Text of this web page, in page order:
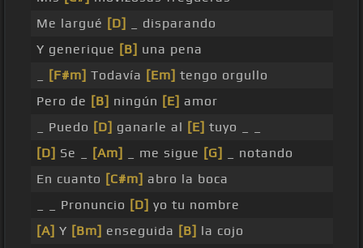
Me largué [D]
_ disparando
Y generique [B] una pena
[F#m] Todavía [Em] tengo orgullo
Pero de [B] ningún [E] amor
_ Puedo [D] ganarle al [E] tuyo _ _
[D] Se _ [Am] _ me sigue [G]
_ notando
En cuanto [C#m] abro la boca
_ _ Pronuncio [D] yo tu nombre
[A] Y [Bm] enseguida [B] la cojo